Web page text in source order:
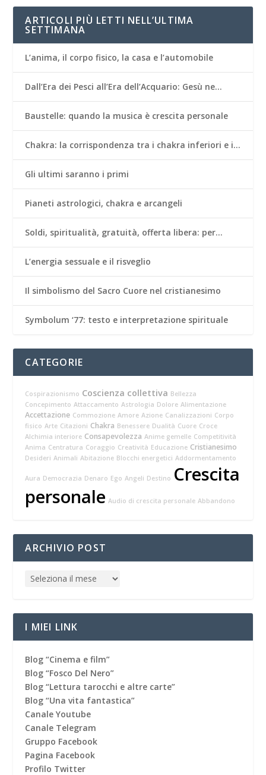
ARTICOLI PIÙ LETTI NELL’ULTIMA
SETTIMANA
L’anima, il corpo fisico, la casa e l’automobile
Dall’Era dei Pesci all’Era dell’Acquario: Gesù ne…
Baustelle: quando la musica è crescita personale
Chakra: la corrispondenza tra i chakra inferiori e i…
Gli ultimi saranno i primi
Pianeti astrologici, chakra e arcangeli
Soldi, spiritualità, gratuità, offerta libera: per…
L’energia sessuale e il risveglio
Il simbolismo del Sacro Cuore nel cristianesimo
Symbolum ‘77: testo e interpretazione spirituale
CATEGORIE
Cospirazionismo Coscienza collettiva Bellezza
Concepimento Attaccamento Astrologia Dolore Alimentazione
Accettazione Commozione Amore Azione Canalizzazioni Corpo
fisico Arte Citazioni Chakra Benessere Dualità Cuore Croce
Alchimia interiore Consapevolezza Anime gemelle Competitività
Anima Centratura Coraggio Creatività Educazione Cristianesimo
Desideri Animali Abitazione Blocchi energetici Addormentamento
Aura Democrazia Denaro Ego Angeli Destino Crescita
personale Audio di crescita personale Abbandono
ARCHIVIO POST
I MIEI LINK
Blog “Cinema e film”
Blog “Fosco Del Nero”
Blog “Lettura tarocchi e altre carte”
Blog “Una vita fantastica”
Canale Youtube
Canale Telegram
Gruppo Facebook
Pagina Facebook
Profilo Twitter